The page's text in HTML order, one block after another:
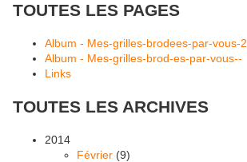
TOUTES LES PAGES
Album - Mes-grilles-brodees-par-vous-2
Album - Mes-grilles-brod-es-par-vous--
Links
TOUTES LES ARCHIVES
2014
Février (9)